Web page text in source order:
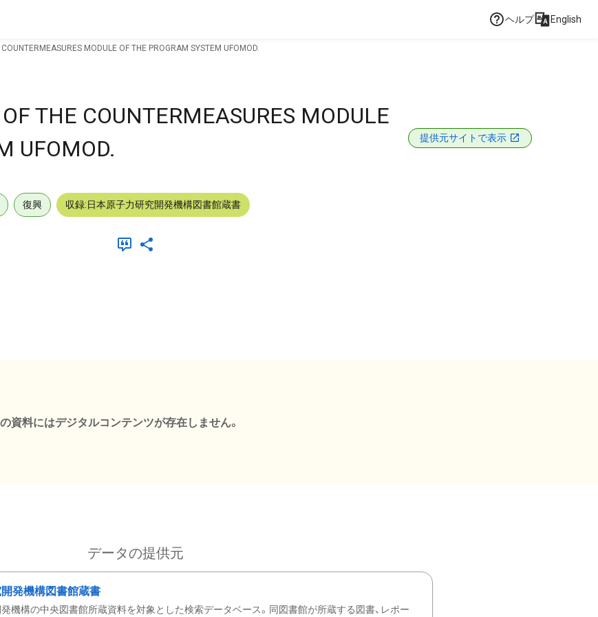
ヘルプ English
MODULE OF THE PROGRAM SYSTEM UFOMOD.
THE COUNTERMEASURES MODULE
UFOMOD.
提供元サイトで表示
復興 収録:日本原子力研究開発機構図書館蔵書
資料にはデジタルコンテンツが存在しません。
データの提供元
発機構図書館蔵書
機構の中央図書館所蔵資料を対象とした検索データベース。同図書館が所蔵する図書、レポー